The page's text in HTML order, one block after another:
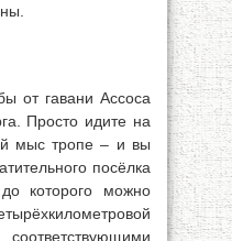
от гавани Ассоса
Просто идите на
мыс тропе – и вы
посёлка
которого можно